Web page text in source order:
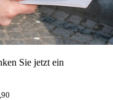
Sie jetzt ein